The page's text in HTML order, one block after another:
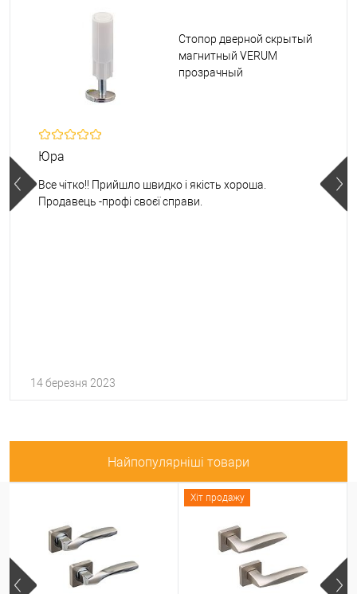
Стопор дверной скрытый
магнитный VERUM
прозрачный
Юра
Все чітко!! Прийшло швидко і якість хороша.
Продавець -профі своєї справи.
14 березня 2023
Найпопулярніші товари
Хіт продажу